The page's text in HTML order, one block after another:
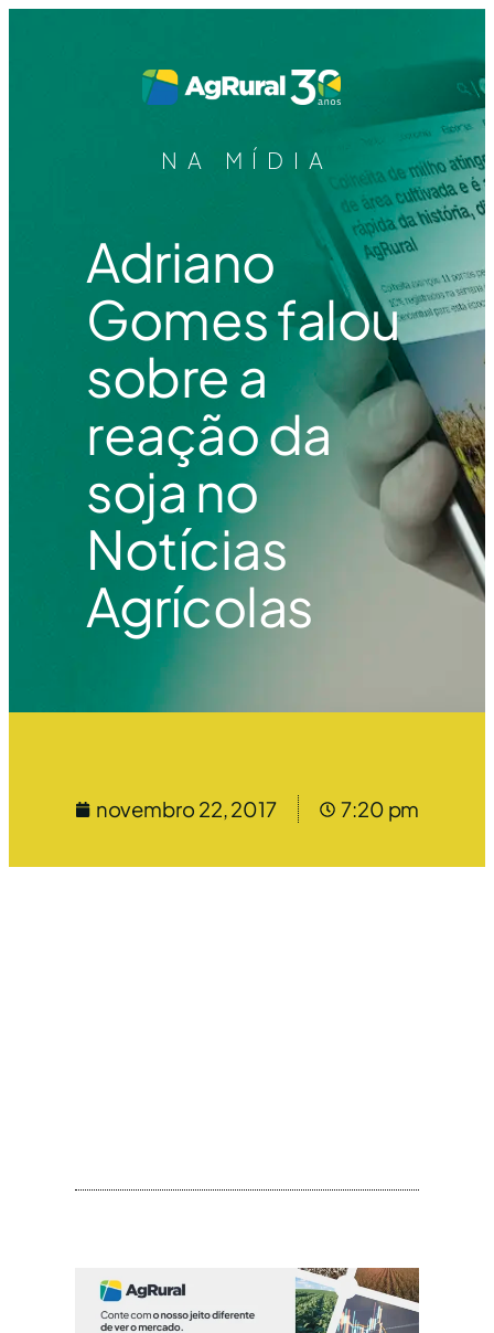
NA MÍDIA
Adriano
Gomes falou
sobre a
reação da
soja no
Notícias
Agrícolas
novembro 22, 2017 7:20 pm